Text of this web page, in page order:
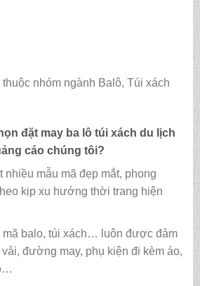
nhóm ngành Balô, Túi xách
đặt may ba lô túi xách du lịch
cáo chúng tôi?
nhiều mẫu mã đẹp mắt, phong
kịp xu hướng thời trang hiện
balo, túi xách…
luôn được đảm
đường may, phụ kiện đi kèm áo,